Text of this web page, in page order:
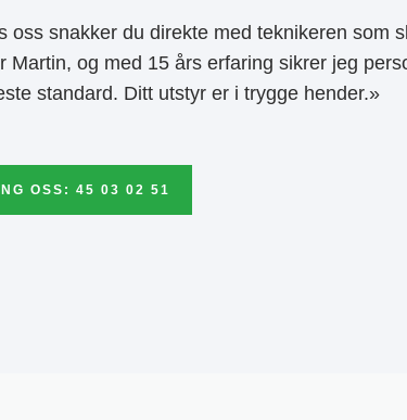
oss snakker du direkte med teknikeren som
Martin, og med 15 års erfaring sikrer jeg
standard. Ditt utstyr er i trygge hender.»
OSS: 45 03 02 51